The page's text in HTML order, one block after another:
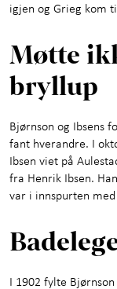
igjen og Grieg kom
Møtte
bryllup
Bjørnson og Ibsens
fant hverandre. I
Ibsen viet på
fra Henrik Ibsen.
var i innspurten
I 1902 fylte